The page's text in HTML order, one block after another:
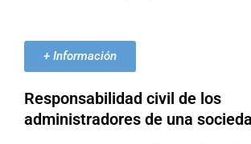
+ Información
Responsabilidad civil de los
administradores de una